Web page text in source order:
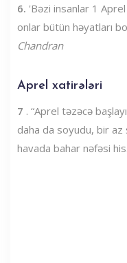
6. 'Bəzi insanlar 1
onlar bütün həyatları
Chandran
Aprel xatirələri
7 . “Aprel təzəcə
daha da soyudu, bir az
havada bahar nəfəsi